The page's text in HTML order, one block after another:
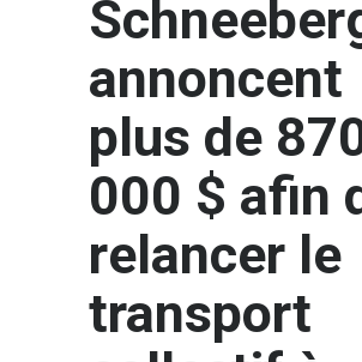
annoncent
plus de
000 $ afin
relancer le
transport